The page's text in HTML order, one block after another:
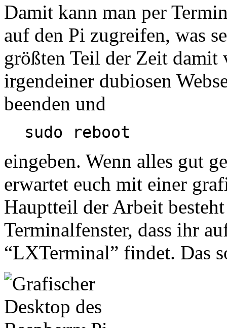
Damit kann man per
auf den Pi zugreifen, was
größten Teil der Zeit
irgendeiner dubiosen
beenden und
sudo reboot
eingeben. Wenn alles gut
erwartet euch mit einer
Hauptteil der Arbeit
Terminalfenster, dass ihr
“LXTerminal” findet. Das